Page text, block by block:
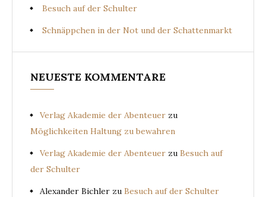
Besuch auf der Schulter
Schnäppchen in der Not und der Schattenmarkt
NEUESTE KOMMENTARE
Verlag Akademie der Abenteuer zu
Möglichkeiten Haltung zu bewahren
Verlag Akademie der Abenteuer zu Besuch auf
der Schulter
Alexander Bichler zu Besuch auf der Schulter